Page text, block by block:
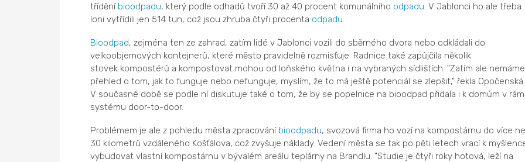
třídění bioodpadu, který podle odhadů tvoří 30 až 40 procent komunálního odpadu. V Jablonci ho ale třeba
loni vytřídili jen 514 tun, což jsou zhruba čtyři procenta odpadu.
Bioodpad, zejména ten ze zahrad, zatím lidé v Jablonci vozili do sběrného dvora nebo odkládali do
velkoobjemových kontejnerů, které město pravidelně rozmisťuje. Radnice také zapůjčila několik
stovek kompostérů a kompostovat mohou od loňského května i na vybraných sídlištích. "Zatím ale nemáme
přehled o tom, jak to funguje nebo nefunguje, myslím, že to má ještě potenciál se zlepšit," řekla Opočenská.
V současné době se podle ní diskutuje také o tom, že by se popelnice na bioodpad přidala i k domům v
systému door-to-door.
Problémem je ale z pohledu města zpracování bioodpadu, svozová firma ho vozí na kompostárnu do více
30 kilometrů vzdáleného Košťálova, což zvyšuje náklady. Vedení města se tak po pěti letech vrací k
vybudovat vlastní kompostárnu v bývalém areálu teplárny na Brandlu. "Studie je čtyři roky hotová, leží na